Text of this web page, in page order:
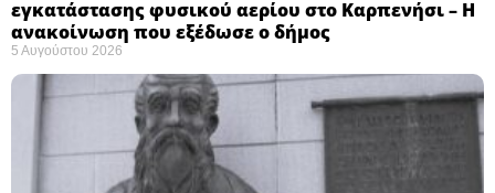
εγκατάστασης φυσικού αερίου στο Καρπενήσι – Η
ανακοίνωση που εξέδωσε ο δήμος
5 Αυγούστου 2026